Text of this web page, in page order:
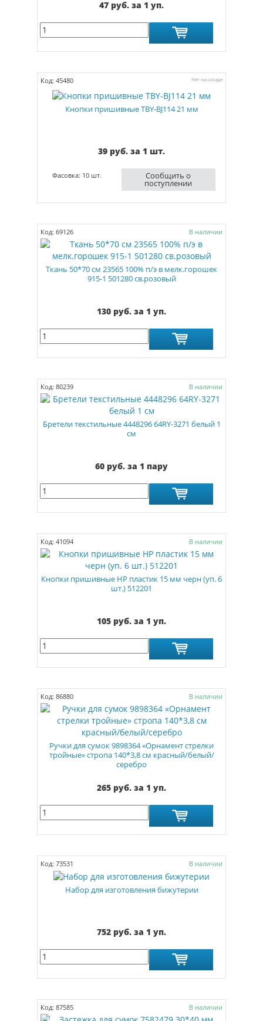
47 руб. за 1 уп.
Код: 45480 Нет на складе
Кнопки пришивные TBY-BJ114 21 мм
39 руб. за 1 шт.
Сообщить о
поступлении
Фасовка: 10 шт.
Код: 69126 В наличии
Ткань 50*70 см 23565 100% п/э в мелк.горошек
915-1 501280 св.розовый
130 руб. за 1 уп.
Код: 80239 В наличии
Бретели текстильные 4448296 64RY-3271 белый 1
см
60 руб. за 1 пару
Код: 41094 В наличии
Кнопки пришивные НР пластик 15 мм черн (уп. 6
шт.) 512201
105 руб. за 1 уп.
Код: 86880 В наличии
Ручки для сумок 9898364 «Орнамент стрелки
тройные» стропа 140*3,8 см красный/белый/
серебро
265 руб. за 1 уп.
Код: 73531 В наличии
Набор для изготовления бижутерии
752 руб. за 1 уп.
Код: 87585 В наличии